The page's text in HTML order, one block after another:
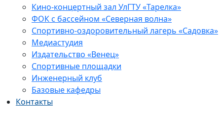
Кино-концертный зал УлГТУ «Тарелка»
ФОК с бассейном «Северная волна»
Спортивно-оздоровительный лагерь «Садовка»
Медиастудия
Издательство «Венец»
Спортивные площадки
Инженерный клуб
Базовые кафедры
Контакты